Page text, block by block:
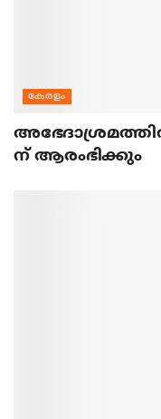
കേരളം
ന് ആരംഭിക്കും